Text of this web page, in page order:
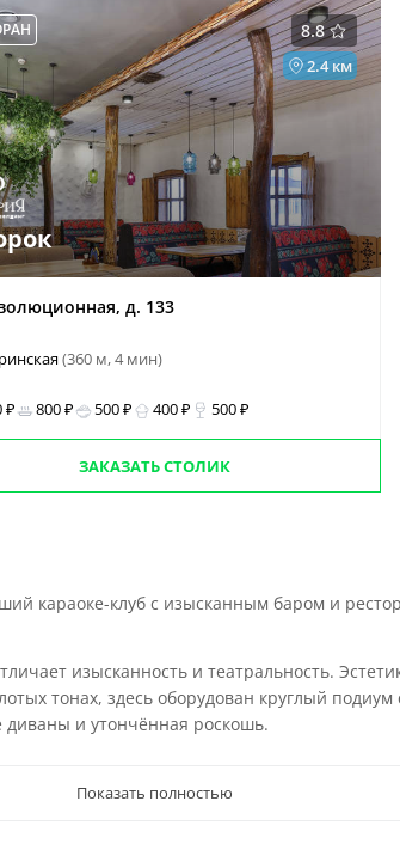
8.8
2.4 км
д. 133
(360 м, 4 мин)
₽ 800 ₽ 500 ₽ 400 ₽ 500 ₽
ЗАКАЗАТЬ СТОЛИК
караоке-клуб с изысканным баром и
изысканность и театральность.
тонах, здесь оборудован круглый
и утончённая роскошь.
Показать полностью